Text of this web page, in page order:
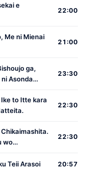
e
22:00
Me ni Mienai
21:00
ga,
Asonda
23:30
Ike to Itte kara
22:30
wo
22:30
Teii Arasoi 20:57